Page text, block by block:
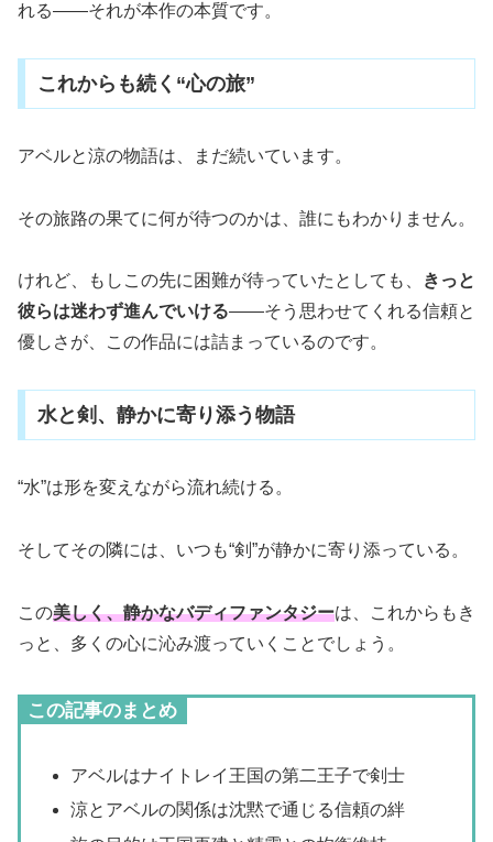
れる――それが本作の本質です。
これからも続く“心の旅”
アベルと涼の物語は、まだ続いています。
その旅路の果てに何が待つのかは、誰にもわかりません。
けれど、もしこの先に困難が待っていたとしても、
きっと
彼らは迷わず進んでいける――そう思わせてくれる信頼と
優しさが、この作品には詰まっているのです。
水と剣、静かに寄り添う物語
“水”は形を変えながら流れ続ける。
そしてその隣には、いつも“剣”が静かに寄り添っている。
この美しく、静かなバディファンタジーは、これからもき
っと、多くの心に沁み渡っていくことでしょう。
この記事のまとめ
アベルはナイトレイ王国の第二王子で剣士
涼とアベルの関係は沈黙で通じる信頼の絆